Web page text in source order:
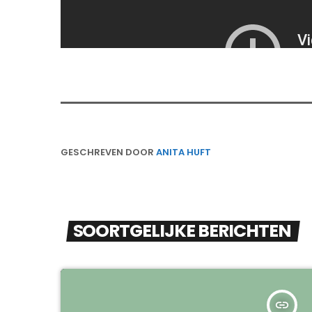
GESCHREVEN DOOR ANITA HUFT
SOORTGELIJKE BERICHTEN
insert_link